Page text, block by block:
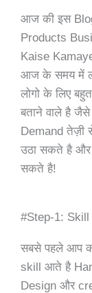
आज की इस
Products
Kaise
आज के समय में
लोगो के लिए
बताने वाले है
Demand तेज़ी
उठा सकते है और
सकते है!
#Step-1:
सबसे पहले आप
skill आते है
Design और